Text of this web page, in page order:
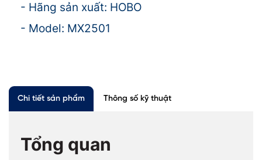
- Hãng sản xuất: HOBO
- Model: MX2501
Chi tiết sản phẩm Thông số kỹ thuật
Tổng quan